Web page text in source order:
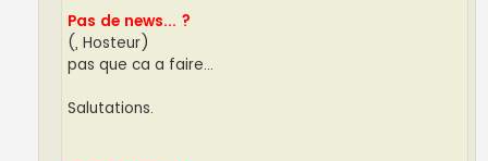
Pas de news... ?
(, Hosteur)
pas que ca a faire...
Salutations.